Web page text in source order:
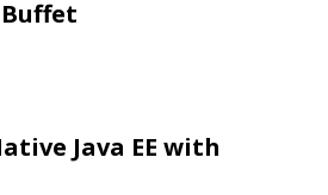
Buffet
Java EE with